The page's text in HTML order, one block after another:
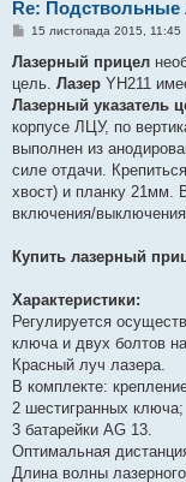
Re:
П
в
д
о
л
е
н
я
15 листопада 2015, 11:45
Лазерный прицел
цель. Лазер YH211
Лазерный указатель
корпусе ЛЦУ, по
выполнен из
силе отдачи. Крепиться
хвост) и планку 21мм.
включения/
Купить лазерный
Характеристики:
Регулируется
ключа и двух болтов
Красный луч лазера.
В комплекте:
2 шестигранных ключа;
3 батарейки AG 13.
Оптимальная
Длина волны